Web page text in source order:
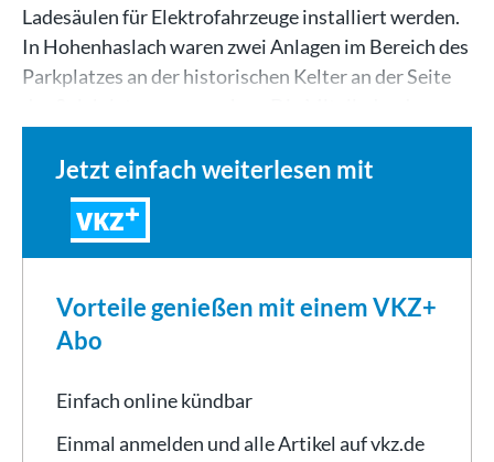
Ladesäulen für Elektrofahrzeuge installiert werden.
In Hohenhaslach waren zwei Anlagen im Bereich des
Parkplatzes an der historischen Kelter an der Seite
Jetzt einfach weiterlesen mit
VKZ
Vorteile genießen mit einem VKZ+
Abo
Einfach online kündbar
Einmal anmelden und alle Artikel auf vkz.de